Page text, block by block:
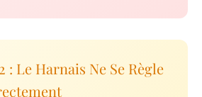
: Le Harnais Ne Se Règle